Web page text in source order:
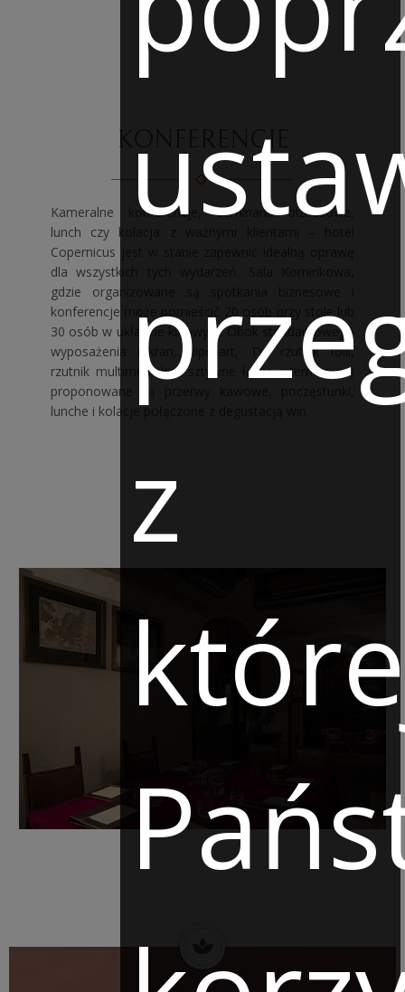
KONFERENCJE
Kameralne konferencje, seminaria biznesowe,
lunch czy kolacja z ważnymi klientami – hotel
Copernicus jest w stanie zapewnić idealną oprawę
dla wszystkich tych wydarzeń. Sala Kominkowa,
gdzie organizowane są spotkania biznesowe i
konferencje może pomieścić 20 osób przy stole lub
30 osób w układzie kinowym. Obok standardowego
wyposażenia (ekran, flipchart, TV, rzutnik folii,
rzutnik multimedialny, sztywne łącze internetowe)
proponowane są przerwy kawowe, poczęstunki,
lunche i kolacje połączone z degustacją win.
z